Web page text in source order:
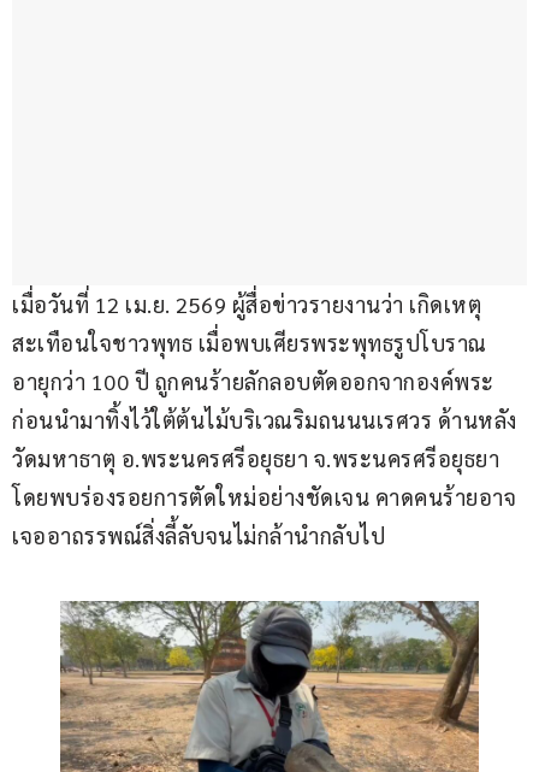
เมื่อวันที่ 12 เม.ย. 2569 ผู้สื่อข่าวรายงานว่า เกิดเหตุ
สะเทือนใจชาวพุทธ เมื่อพบเศียรพระพุทธรูปโบราณ
อายุกว่า 100 ปี ถูกคนร้ายลักลอบตัดออกจากองค์พระ
ก่อนนำมาทิ้งไว้ใต้ต้นไม้บริเวณริมถนนนเรศวร ด้านหลัง
วัดมหาธาตุ อ.พระนครศรีอยุธยา จ.พระนครศรีอยุธยา
โดยพบร่องรอยการตัดใหม่อย่างชัดเจน คาดคนร้ายอาจ
เจออาถรรพณ์สิ่งลี้ลับจนไม่กล้านำกลับไป